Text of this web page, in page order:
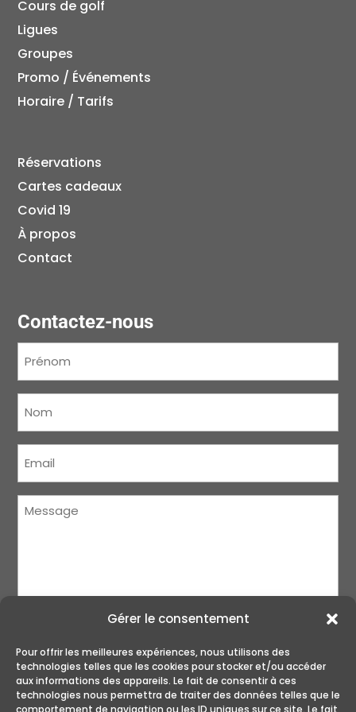
Gérer le consentement
Pour offrir les meilleures expériences, nous utilisons des
technologies telles que les cookies pour stocker et/ou accéder
aux informations des appareils. Le fait de consentir à ces
technologies nous permettra de traiter des données telles que le
comportement de navigation ou les ID uniques sur ce site. Le fait
Cours de golf
Ligues
Groupes
Promo / Événements
Horaire / Tarifs
Réservations
Cartes cadeaux
Covid 19
À propos
Contact
Contactez-nous
Message
ENVOYER